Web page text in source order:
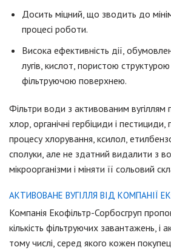
Досить міцний, що зводить до
процесі роботи.
Висока ефективність дії,
лугів, кислот, пористою
фільтруючою поверхнею.
Фільтри води з активованим вугіллям
хлор, органічні гербіциди і пестициди,
процесу хлорування, ксилол,
сполуки, але не здатний видалити з
мікроорганізми і міняти її сольовий
АКТИВОВАНЕ ВУГІЛЛЯ ВІД КОМПАНІЇ
Компанія Екофільтр-Сорбосгруп
кількість фільтруючих завантажень, і
тому числі, серед якого кожен